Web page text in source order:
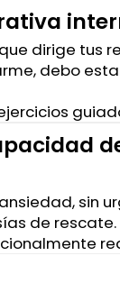
dirige tus
debo
sin
de rescate.